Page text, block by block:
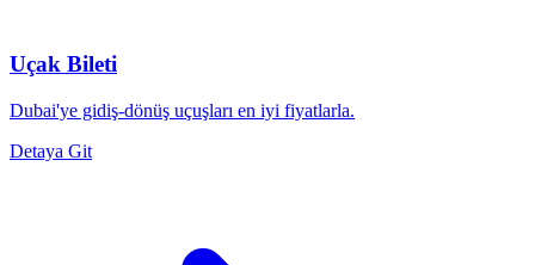
Uçak Bileti
Dubai'ye gidiş-dönüş uçuşları en iyi fiyatlarla.
Detaya Git